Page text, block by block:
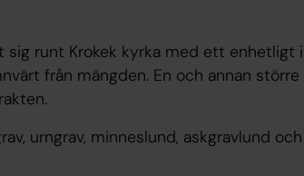
sig runt Krokek kyrka med ett enhetligt
från mängden. En och annan
urngrav, minneslund, askgravlund